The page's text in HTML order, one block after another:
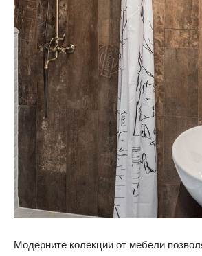
Модерните колекции от мебели